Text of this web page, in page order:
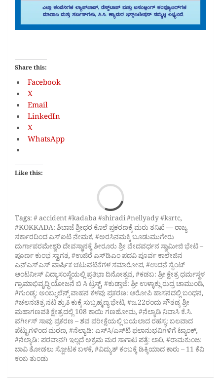
Share this:
Facebook
X
Email
LinkedIn
X
WhatsApp
Like this:
Tags:# accident #kadaba #shiradi #nellyady #ksrtc,
#KOKKADA: ಶಿಬಾಜೆ ಶ್ರೀಧರ ಕೊಲೆ ಪ್ರಕರಣಕ್ಕೆ ಮರು ತನಿಖೆ — ರಾಜ್ಯ
ಸರ್ಕಾರದಿಂದ ಎಸ್‌ಐಟಿ ನೇಮಕ,#ಅರಸಿನಮಕ್ಕಿ ಬೂಡುಮುಗೇರು
ದುರ್ಗಾಪರಮೇಶ್ವರಿ ದೇವಸ್ಥಾನಕ್ಕೆ ಶೀರೂರು ಶ್ರೀ ವೇದವರ್ಧನ ಸ್ವಾಮೀಜಿ ಭೇಟಿ –
ಪೂರ್ಣ ಕುಂಭ ಸ್ವಾಗತ,#ಉಜಿರೆ ಎಸ್‌ಡಿಎಂ ಪದವಿ ಪೂರ್ವ ಕಾಲೇಜಿನ
ಎನ್‌ಎಸ್‌ಎಸ್ ವಾರ್ಷಿಕ ಚಟುವಟಿಕೆಗಳ ಸಮಾರೋಪ,#ಉದನೆ ಸೈಂಟ್
ಆಂಟನೀಸ್‌ ವಿದ್ಯಾಸಂಸ್ಥೆಯಲ್ಲಿ ಪ್ರತಿಭಾ ದಿನೋತ್ಸವ,#ಕಡಬ: ಶ್ರೀ ಕ್ಷೇತ್ರ ಧರ್ಮಸ್ಥಳ
ಗ್ರಾಮಾಭಿವೃದ್ಧಿ ಯೋಜನೆ ಬಿ ಸಿ ಟ್ರಸ್ಟ್‌,#ಕುಡ್ತಾಜೆ: ಶ್ರೀ ಉಳ್ಳಾಕ್ಲು ರುದ್ರ ಚಾಮುಂಡಿ,
#ಗುಂಡ್ಯ: ಅಂಬ್ಯುಲೆನ್ಸ್ ವಾಹನ ಕಳವು ಪ್ರಕರಣ: ಆರೋಪಿ ಹಾಸನದಲ್ಲಿ ಬಂಧನ,
#ಚಲನಚಿತ್ರ ನಟಿ ಶ್ರುತಿ ಕುಕ್ಕೆ ಸುಬ್ರಹ್ಮಣ್ಯ ಭೇಟಿ,#ಜ.22ರಂದು ಸೌತಡ್ಕ ಶ್ರೀ
ಮಹಾಗಣಪತಿ ಕ್ಷೇತ್ರದಲ್ಲಿ 108 ಕಾಯಿ ಗಣಹೋಮ,#ನೆಲ್ಯಾಡಿ ನಿವಾಸಿ ಕೆ.ಸಿ.
ವರ್ಗೀಸ್ ಸಾವು ಪ್ರಕರಣ – ಶವ ಪರೀಕ್ಷೆಯಲ್ಲಿ ಬಯಲಾದ ರಹಸ್ಯ: ಬಲವಾದ
ಪೆಟ್ಟುಗಳಿಂದ ಮರಣ,#ನೆಲ್ಯಾಡಿ: ಎಸ್‌ಸಿ/ಎಸ್‌ಟಿ ಫಲಾನುಭವಿಗಳಿಗೆ ಟ್ಯಾಂಕ್,
#ನೆಲ್ಯಾಡಿ: ಪರವಾನಗಿ ಇಲ್ಲದೆ ಅಕ್ರಮ ಮರ ಸಾಗಾಟ ಪತ್ತೆ: ಲಾರಿ,#ರಾಮಕುಂಜ:
ಬಾವಿ ತೋಡಲು ಸ್ಪೋಟಕ ಬಳಕೆ,#ವಿದ್ಯುತ್ ಕಂಬಕ್ಕೆ ಡಿಕ್ಕಿಯಾದ ಕಾರು – 11 ಕೆವಿ
ಕಂಬ ತುಂಡು